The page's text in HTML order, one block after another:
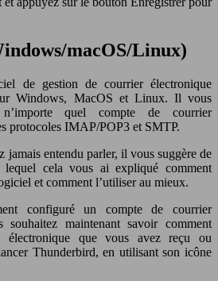
macOS/Linux)
de gestion de courrier électronique
Windows, MacOS et Linux. Il vous
quel compte de courrier
protocoles IMAP/POP3 et SMTP.
jamais entendu parler, il vous suggère de
lequel cela vous ai expliqué comment
et comment l’utiliser au mieux.
configuré un compte de courrier
maintenant savoir comment
électronique que vous avez reçu ou
Thunderbird, en utilisant son icône